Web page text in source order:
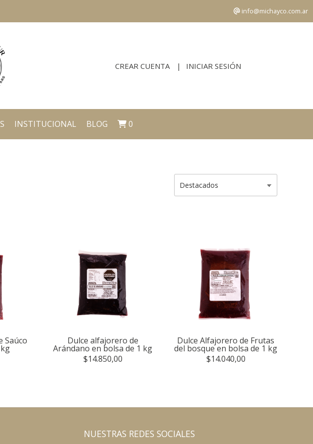
info@michayco.com.ar
CREAR CUENTA INICIAR SESIÓN
INSTITUCIONAL BLOG 0
Saúco Dulce alfajorero de
Arándano en bolsa de 1 kg
$14.850,00
Dulce Alfajorero de Frutas
del bosque en bolsa de 1 kg
$14.040,00
NUESTRAS REDES SOCIALES